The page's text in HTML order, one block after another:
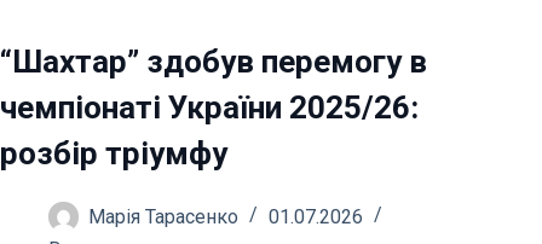
“Шахтар” здобув перемогу в
чемпіонаті України 2025/26:
розбір тріумфу
Марія Тарасенко
01.07.2026